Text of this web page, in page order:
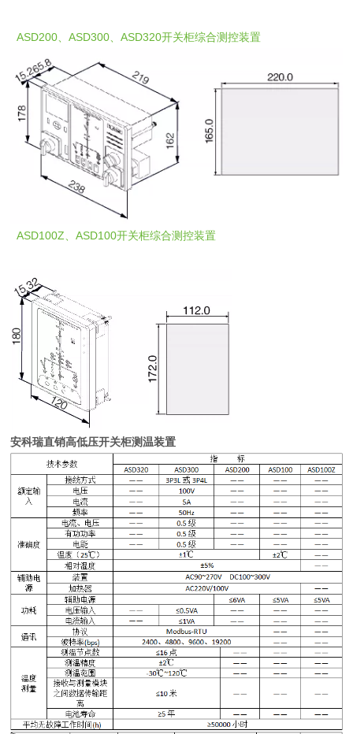
ASD200、ASD300、ASD320开关柜综合测控装置
ASD100Z、ASD100开关柜综合测控装置
安科瑞直销高低压开关柜测温装置